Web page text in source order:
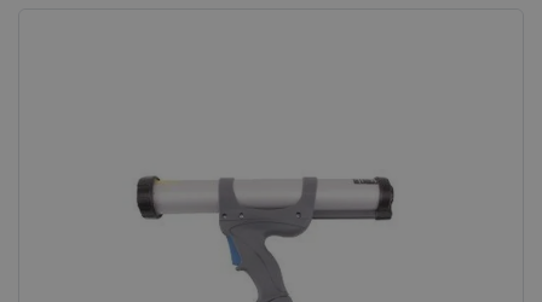
afbeeldingen-
afbeeldingen-